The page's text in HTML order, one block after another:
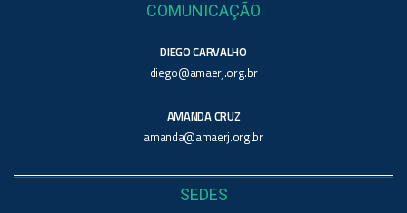
COMUNICAÇÃO
DIEGO CARVALHO
diego@amaerj.org.br
AMANDA CRUZ
amanda@amaerj.org.br
SEDES